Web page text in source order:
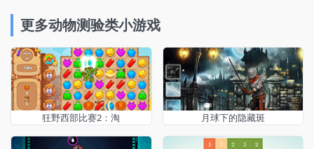
更多动物测验类小游戏
狂野西部比赛2：淘 月球下的隐藏斑